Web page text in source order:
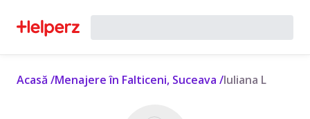
Acasă /Menajere în Falticeni, Suceava /Iuliana L